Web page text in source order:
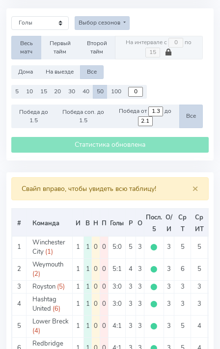
Выбор сезонов
Весь
матч
Первый
тайм
Второй
тайм
На интервале с по
Дома На выезде Все
5 10 15 20 30 40 50 100
Победа до
1.5
Победа соп. до
1.5
Победа от до
Все
Статистика обновлена
×
Свайп вправо, чтобы увидеть всю таблицу!
# Команда И В Н П Голы Р О
Посл.
5
О/
И
Ср
Т
Ср
ИТ
1
Winchester
City (1)
1 1 0 0 5:0 5 3 ⬤ 3 5 5
2
Weymouth
(2)
1 1 0 0 5:1 4 3 ⬤ 3 6 5
3
Royston (5) 1 1 0 0 3:0 3 3 ⬤ 3 3 3
4
Hashtag
United (6)
1 1 0 0 3:0 3 3 ⬤ 3 3 3
5
Lower Breck
(4)
1 1 0 0 4:1 3 3 ⬤ 3 5 4
Redbridge